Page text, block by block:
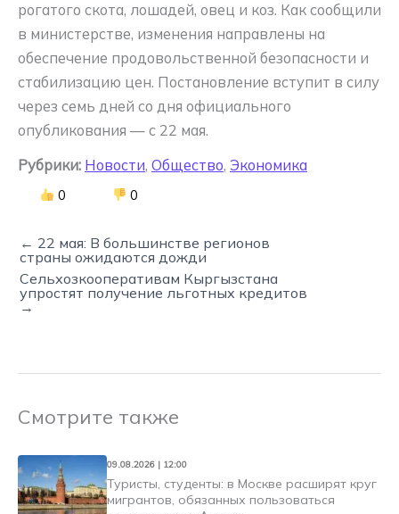
рогатого скота, лошадей, овец и коз. Как сообщили
в министерстве, изменения направлены на
обеспечение продовольственной безопасности и
стабилизацию цен. Постановление вступит в силу
через семь дней со дня официального
опубликования — с 22 мая.
Рубрики: Новости, Общество, Экономика
0 0
← 22 мая: В большинстве регионов
страны ожидаются дожди
Сельхозкооперативам Кыргызстана
упростят получение льготных кредитов
→
Смотрите также
09.08.2026 | 12:00
Туристы, студенты: в Москве расширят круг
мигрантов, обязанных пользоваться